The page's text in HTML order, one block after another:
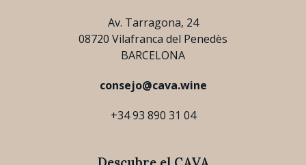
Av. Tarragona, 24
08720 Vilafranca del Penedès
BARCELONA
consejo@cava.wine
+34 93 890 31 04